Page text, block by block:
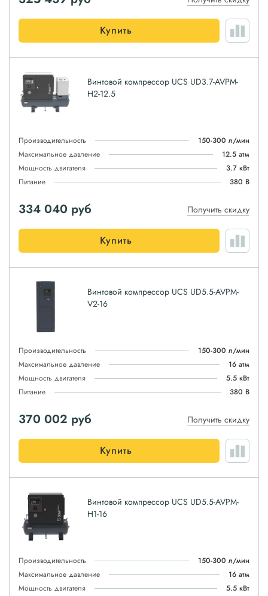
Купить
Винтовой компрессор UCS UD3.7-AVPM-
H2-12.5
Производительность
150-300 л/мин
Максимальное давление
12.5 атм
Мощность двигателя
3.7 кВт
Питание
380 В
334 040 руб Получить скидку
Купить
Винтовой компрессор UCS UD5.5-AVPM-
V2-16
Производительность
150-300 л/мин
Максимальное давление
16 атм
Мощность двигателя
5.5 кВт
Питание
380 В
370 002 руб Получить скидку
Купить
Винтовой компрессор UCS UD5.5-AVPM-
H1-16
Производительность
150-300 л/мин
Максимальное давление
16 атм
Мощность двигателя
5.5 кВт